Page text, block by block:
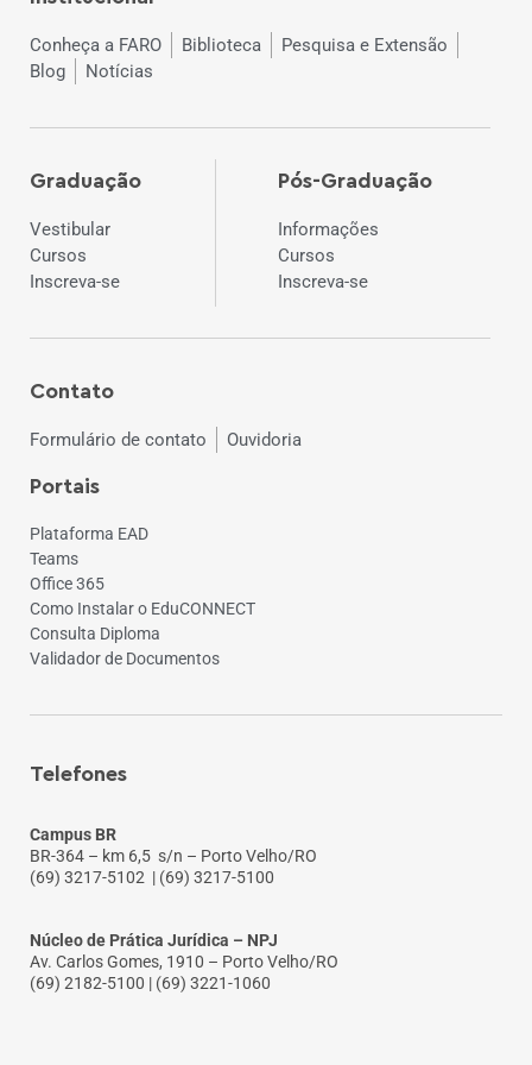
Conheça a FARO Biblioteca
Pesquisa e Extensão
Blog
Notícias
Graduação
Vestibular
Cursos
Inscreva-se
Pós-Graduação
Informações
Cursos
Inscreva-se
Contato
Formulário de contato Ouvidoria
Portais
Plataforma EAD
Teams
Office 365
Como Instalar o EduCONNECT
Consulta Diploma
Validador de Documentos
Telefones
Campus BR
BR-364 – km 6,5 s/n – Porto Velho/RO
(69) 3217-5102 | (69) 3217-5100
Núcleo de Prática Jurídica – NPJ
Av. Carlos Gomes, 1910 – Porto Velho/RO
(69) 2182-5100 | (69) 3221-1060